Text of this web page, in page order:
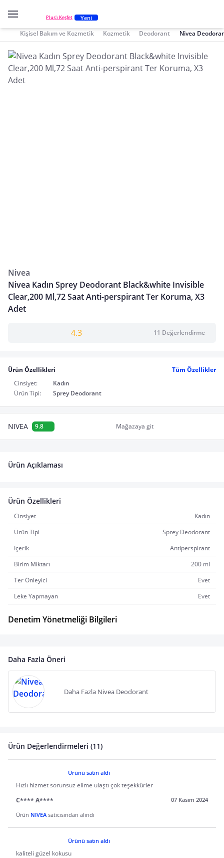
Plus'ı Keşfet Yeni
Kişisel Bakım ve Kozmetik Kozmetik Deodorant Nivea
Nivea
Nivea Kadın Sprey Deodorant Black&white Invisible
Clear,200 Ml,72 Saat Anti-perspirant Ter Koruma, X3
Adet
4.3 11 Değerlendirme
Ürün Özellikleri
Tüm Özellikler
Cinsiyet:
Kadın
Ürün Tipi:
Sprey Deodorant
NIVEA 9.8 Mağazaya git
Ürün Açıklaması
Ürün Özellikleri
Cinsiyet
Kadın
Ürün Tipi
Sprey Deodorant
İçerik
Antiperspirant
Birim Miktarı
200 ml
Ter Önleyici
Evet
Leke Yapmayan
Evet
Denetim Yönetmeliği Bilgileri
Daha Fazla Öneri
Daha Fazla Nivea Deodorant
Ürün Değerlendirmeleri (11)
Ürünü satın aldı
Hızlı hizmet sorunsuz elime ulaştı çok teşekkürler
C**** A****
07 Kasım 2024
Ürün NIVEAsatıcısından alındı
Ürünü satın aldı
kaliteli güzel kokusu